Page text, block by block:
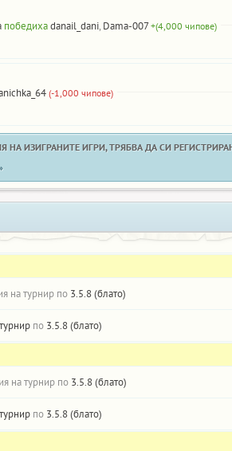
победихаdanail_dani, Dama-007 +(4,000 чипове)
(-1,000 чипове)
ИЗИГРАНИТЕ ИГРИ, ТРЯБВА ДА СИ
на турнир по 3.5.8 (блато)
по 3.5.8 (блато)
на турнир по 3.5.8 (блато)
по 3.5.8 (блато)